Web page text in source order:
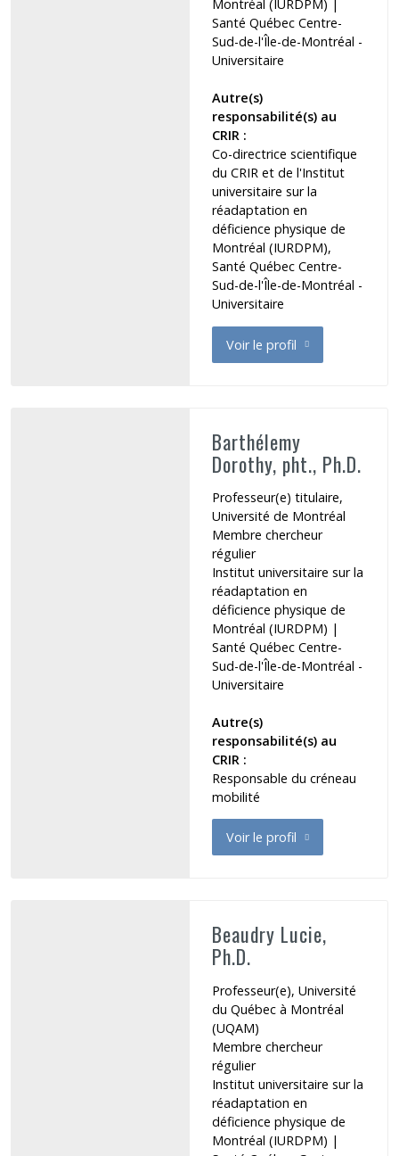
Montréal (IURDPM) |
Santé Québec Centre-
Sud-de-l'Île-de-Montréal -
Universitaire
Autre(s)
responsabilité(s) au
CRIR :
Co-directrice scientifique
du CRIR et de l'Institut
universitaire sur la
réadaptation en
déficience physique de
Montréal (IURDPM),
Santé Québec Centre-
Sud-de-l'Île-de-Montréal -
Universitaire
Voir le profil
de Auger Claudine
Barthélemy
Dorothy, pht., Ph.D.
Professeur(e) titulaire,
Université de Montréal
Membre chercheur
régulier
Institut universitaire sur la
réadaptation en
déficience physique de
Montréal (IURDPM) |
Santé Québec Centre-
Sud-de-l'Île-de-Montréal -
Universitaire
Autre(s)
responsabilité(s) au
CRIR :
Responsable du créneau
mobilité
Voir le profil
de Barthélemy Dorothy
Beaudry Lucie,
Ph.D.
Professeur(e), Université
du Québec à Montréal
(UQAM)
Membre chercheur
régulier
Institut universitaire sur la
réadaptation en
déficience physique de
Montréal (IURDPM) |